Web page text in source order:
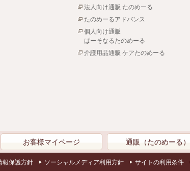
法人向け通販 たのめーる
たのめーるアドバンス
個人向け通販
ぱーそなるたのめーる
介護用品通販 ケアたのめーる
お客様マイページ 通販（たのめーる）
報保護方針 ソーシャルメディア利用方針 サイトの利用条件